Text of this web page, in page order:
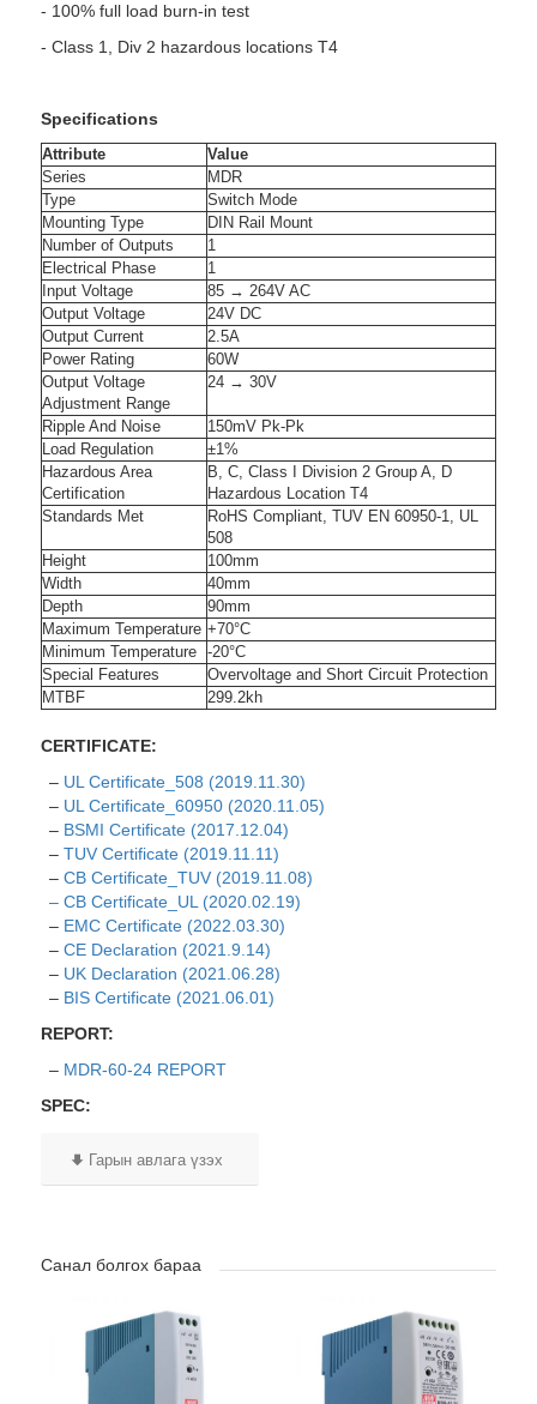
- 100% full load burn-in test
- Class 1, Div 2 hazardous locations T4
Specifications
Attribute
Value
Series
MDR
Type
Switch Mode
Mounting Type
DIN Rail Mount
Number of Outputs
1
Electrical Phase
1
Input Voltage
85 → 264V AC
Output Voltage
24V DC
Output Current
2.5A
Power Rating
60W
Output Voltage
Adjustment Range
24 → 30V
Ripple And Noise
150mV Pk-Pk
Load Regulation
±1%
Hazardous Area
Certification
B, C, Class I Division 2 Group A, D
Hazardous Location T4
Standards Met
RoHS Compliant, TUV EN 60950-1, UL
508
Height
100mm
Width
40mm
Depth
90mm
Maximum Temperature +70°C
Minimum Temperature
-20°C
Special Features
Overvoltage and Short Circuit Protection
MTBF
299.2kh
CERTIFICATE:
– UL Certificate_508 (2019.11.30)
– UL Certificate_60950 (2020.11.05)
– BSMI Certificate (2017.12.04)
– TUV Certificate (2019.11.11)
– CB Certificate_TUV (2019.11.08)
– CB Certificate_UL (2020.02.19)
– EMC Certificate (2022.03.30)
– CE Declaration (2021.9.14)
– UK Declaration (2021.06.28)
– BIS Certificate (2021.06.01)
REPORT:
– MDR-60-24 REPORT
SPEC:
Гарын авлага үзэх
Санал болгох бараа